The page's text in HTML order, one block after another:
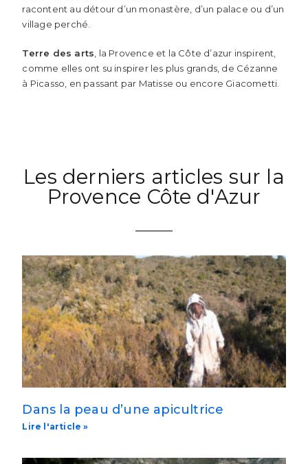
racontent au détour d’un monastère, d’un palace ou d’un
village perché.
Terre des arts , la Provence et la Côte d’azur inspirent,
comme elles ont su inspirer les plus grands, de Cézanne
à Picasso, en passant par Matisse ou encore Giacometti.
Les derniers articles sur la
Provence Côte d'Azur
Dans la peau d’une apicultrice
Lire l'article »